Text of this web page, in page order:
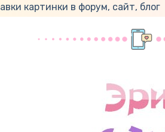
картинки в форум, сайт, блог